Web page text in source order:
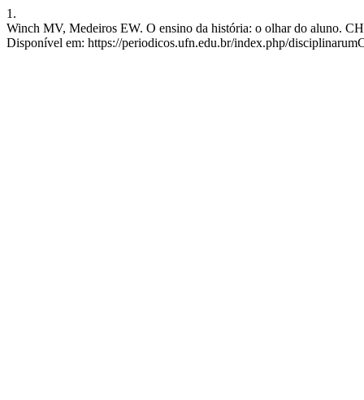
1.
Winch MV, Medeiros EW. O ensino da história: o olhar do aluno.
Disponível em: https://periodicos.ufn.edu.br/index.php/